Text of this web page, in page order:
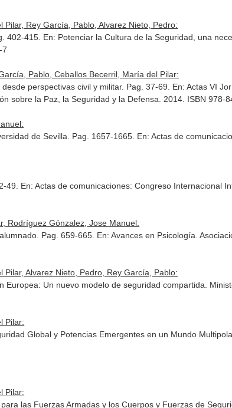
Rey García, Pablo, Alvarez Nieto, Pedro:
402-415. En: Potenciar la Cultura de la Seguridad, una
7
Pablo, Ceballos Becerril, María del Pilar:
perspectivas civil y militar. Pag. 37-69. En: Actas VI
sobre la Paz, la Seguridad y la Defensa. 2014. ISBN 978-
de Sevilla. Pag. 1657-1665. En: Actas de
49. En: Actas de comunicaciones: Congreso Internacional
Rodríguez Gónzalez, Jose Manuel:
Pag. 659-665. En: Avances en Psicología .
Alvarez Nieto, Pedro, Rey García, Pablo:
Europea: Un nuevo modelo de seguridad compartida .
Pilar:
Global y Potencias Emergentes en un Mundo
Pilar:
las Fuerzas Armadas y los Cuerpos y Fuerzas de